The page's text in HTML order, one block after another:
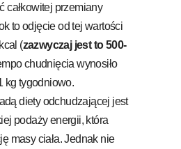
całkowitej przemiany
to odjęcie od tej wartości
(zazwyczaj jest to 500-
chudnięcia wynosiło
kg tygodniowo.
diety odchudzającej jest
podaży energii, która
masy ciała. Jednak nie